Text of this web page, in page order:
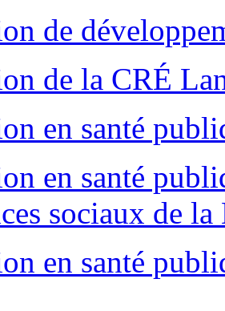
de
de la CRÉ
en santé
en santé
sociaux de
en santé